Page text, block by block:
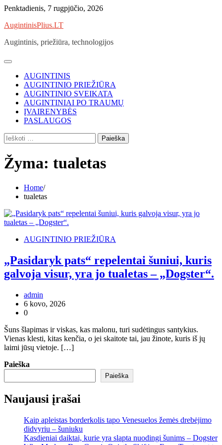
Skip
content
Penktadienis, 7 rugpjūčio, 2026
AugintinisPlius.LT
Augintinis, priežiūra, technologijos
AUGINTINIS
AUGINTINIO PRIEŽIŪRA
AUGINTINIO SVEIKATA
AUGINTINIAI PO TRAUMŲ
ĮVAIRENYBĖS
PASLAUGOS
Ieškoti:
Žyma: tualetas
Home
tualetas
AUGINTINIO PRIEŽIŪRA
„Pasidaryk pats“ repelentai šuniui, kuris
galvoja visur, yra jo tualetas – „Dogster“.
admin
6 kovo, 2026
0
Šuns šlapimas ir viskas, kas malonu, turi sudėtingus santykius.
Vienas klesti, kitas kenčia, o jei skaitote tai, jau žinote, kuris iš jų
laimi jūsų vietoje. […]
Paieška
Paieška
Naujausi įrašai
Kaip apleistas borderkolis tapo Venesuelos žemės drebėjimo
didvyriu – šuniuku
Kasdieniai daiktai, kurie yra slapta nuodingi šunims – Dogster